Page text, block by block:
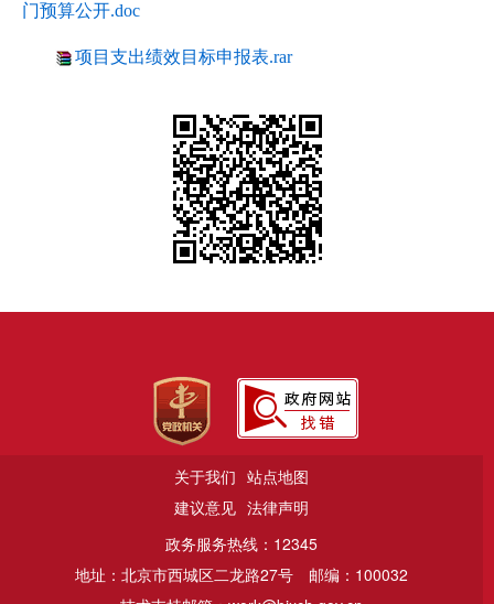
门预算公开.doc
项目支出绩效目标申报表.rar
关于我们 站点地图
建议意见 法律声明
政务服务热线：12345
地址：北京市西城区二龙路27号
邮编：100032